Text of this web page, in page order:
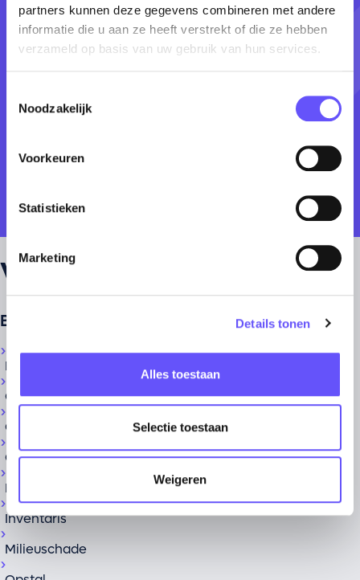
partners kunnen deze gegevens combineren met andere
informatie die u aan ze heeft verstrekt of die ze hebben
verzameld op basis van uw gebruik van hun services.
Noodzakelijk
Voorkeuren
Statistieken
Marketing
Details tonen
Alles toestaan
Selectie toestaan
Weigeren
Verzekeringen
Brand
Bedrijfsschade
Geld
Glas
Goederenvoorraad
Huurderbelang
Inventaris
Milieuschade